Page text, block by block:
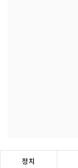
정치